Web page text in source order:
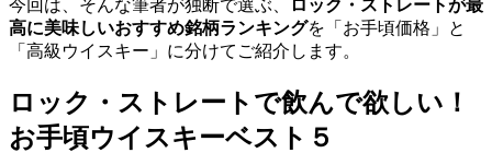
今回は、そんな筆者が独断で選ぶ、
ロック・ストレートが最
高に美味しいおすすめ銘柄ランキングを「お手頃価格」と
「高級ウイスキー」に分けてご紹介します。
ロック・ストレートで飲んで欲しい！
お手頃ウイスキーベスト５